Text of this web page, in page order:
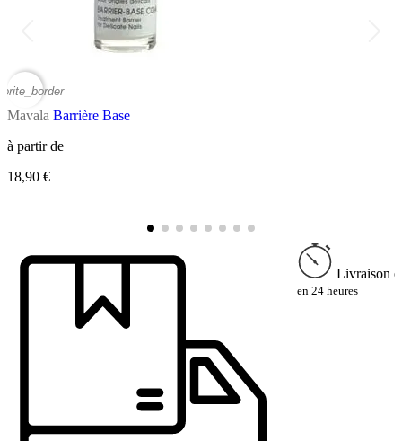
Mavala Barrière Base
à partir de
18,90 €
Livraison
en 24 heures